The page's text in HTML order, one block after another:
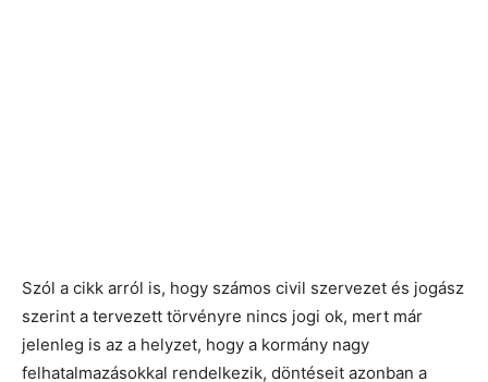
Szól a cikk arról is, hogy számos civil szervezet és jogász
szerint a tervezett törvényre nincs jogi ok, mert már
jelenleg is az a helyzet, hogy a kormány nagy
felhatalmazásokkal rendelkezik, döntéseit azonban a